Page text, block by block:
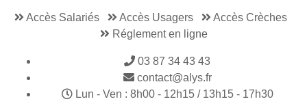
Accès Salariés Accès Usagers
Accès Crèches
Réglement en ligne
03 87 34 43 43
contact@alys.fr
Lun - Ven : 8h00 - 12h15 / 13h15 - 17h30